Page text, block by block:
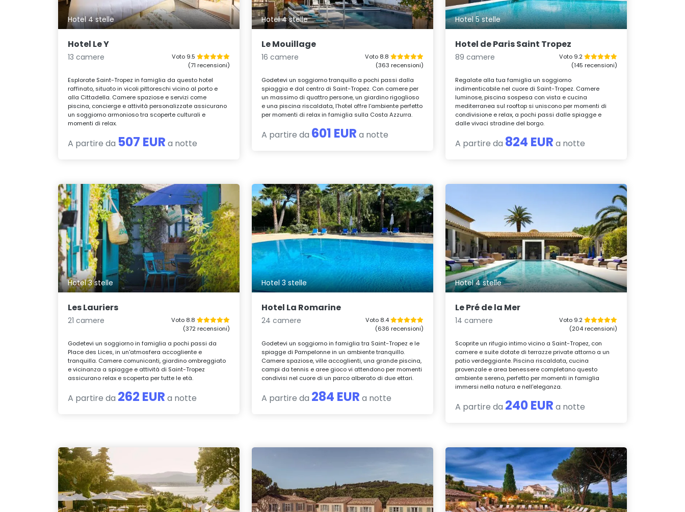
Hotel 4 stelle
Hotel Le Y
13 camere
Voto 9.5
(71 recensioni)
Esplorate Saint-Tropez in famiglia da questo hotel
raffinato, situato in vicoli pittoreschi vicino al porto e
alla Cittadella. Camere spaziose e servizi come
piscina, concierge e attività personalizzate assicurano
un soggiorno armonioso tra scoperte culturali e
momenti di relax.
A partire da 507 EUR a notte
Hotel 4 stelle
Le Mouillage
16 camere
Voto 8.8
(363 recensioni)
Godetevi un soggiorno tranquillo a pochi passi dalla
spiaggia e dal centro di Saint-Tropez. Con camere per
un massimo di quattro persone, un giardino rigoglioso
e una piscina riscaldata, l’hotel offre l’ambiente perfetto
per momenti di relax in famiglia sulla Costa Azzurra.
A partire da 601 EUR a notte
Hotel 5 stelle
Hotel de Paris Saint Tropez
89 camere
Voto 9.2
(145 recensioni)
Regalate alla tua famiglia un soggiorno
indimenticabile nel cuore di Saint-Tropez. Camere
luminose, piscina sospesa con vista e cucina
mediterranea sul rooftop si uniscono per momenti di
condivisione e relax, a pochi passi dalle spiagge e
dalle vivaci stradine del borgo.
A partire da 824 EUR a notte
Hotel 3 stelle
Les Lauriers
21 camere
Voto 8.8
(372 recensioni)
Godetevi un soggiorno in famiglia a pochi passi da
Place des Lices, in un'atmosfera accogliente e
tranquilla. Camere comunicanti, giardino ombreggiato
e vicinanza a spiagge e attività di Saint-Tropez
assicurano relax e scoperta per tutte le età.
A partire da 262 EUR a notte
Hotel 3 stelle
Hotel La Romarine
24 camere
Voto 8.4
(636 recensioni)
Godetevi un soggiorno in famiglia tra Saint-Tropez e le
spiagge di Pampelonne in un ambiente tranquillo.
Camere spaziose, ville accoglienti, una grande piscina,
campi da tennis e aree gioco vi attendono per momenti
condivisi nel cuore di un parco alberato di due ettari.
A partire da 284 EUR a notte
Hotel 4 stelle
Le Pré de la Mer
14 camere
Voto 9.2
(204 recensioni)
Scoprite un rifugio intimo vicino a Saint-Tropez, con
camere e suite dotate di terrazze private attorno a un
patio verdeggiante. Piscina riscaldata, cucina
provenzale e area benessere completano questo
ambiente sereno, perfetto per momenti in famiglia
immersi nella natura e nell'eleganza.
A partire da 240 EUR a notte